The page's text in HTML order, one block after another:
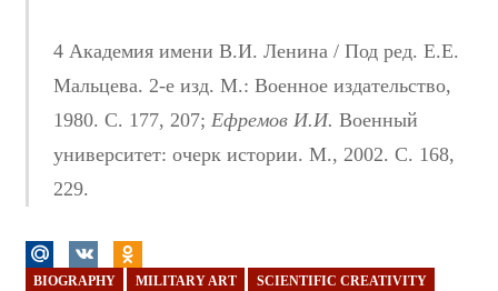
4 Академия имени В.И. Ленина / Под ред. Е.Е.
Мальцева. 2-е изд. М.: Военное издательство,
1980. С. 177, 207; Ефремов И.И. Военный
университет: очерк истории. М., 2002. С. 168,
229.
BIOGRAPHY MILITARY ART SCIENTIFIC CREATIVITY